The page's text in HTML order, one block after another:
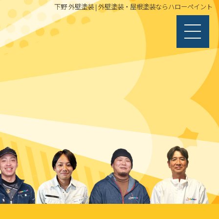
下野 外壁塗装 | 外壁塗装・屋根塗装ならハローペイント